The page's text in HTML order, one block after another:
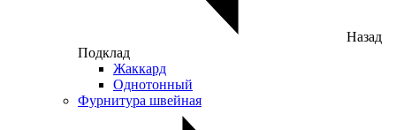
Назад
Подклад
Жаккард
Однотонный
Фурнитура швейная